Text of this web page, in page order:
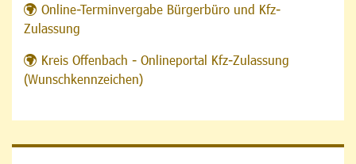
Online-Terminvergabe Bürgerbüro und Kfz-
Zulassung
Kreis Offenbach - Onlineportal Kfz-Zulassung
(Wunschkennzeichen)